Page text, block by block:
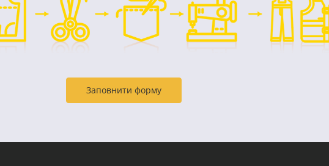
Заповнити форму